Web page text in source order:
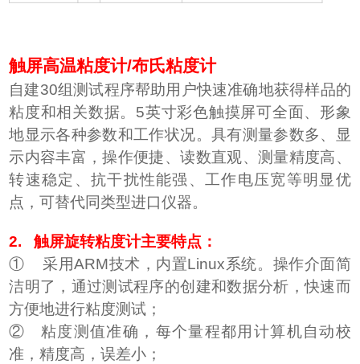
触屏高温粘度计/布氏粘度计
自建30组测试程序帮助用户快速准确地获得样品的
粘度和相关数据。5英寸彩色触摸屏可全面、形象
地显示各种参数和工作状况。具有测量参数多、显
示内容丰富，操作便捷、读数直观、测量精度高、
转速稳定、抗干扰性能强、工作电压宽等明显优
点，可替代同类型进口仪器。
2. 触屏旋转粘度计主要特点：
① 采用ARM技术，内置Linux系统。操作介面简
洁明了，通过测试程序的创建和数据分析，快速而
方便地进行粘度测试；
② 粘度测值准确，每个量程都用计算机自动校
准，精度高，误差小；